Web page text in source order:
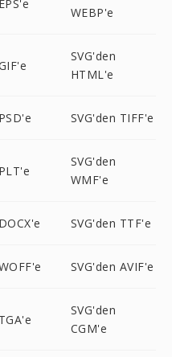
WEBP'e
SVG'den
HTML'e
SVG'den TIFF'e
SVG'den
WMF'e
SVG'den TTF'e
SVG'den AVIF'e
SVG'den
CGM'e